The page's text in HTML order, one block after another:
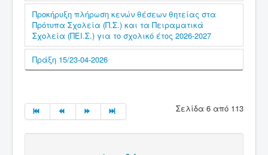
Προκήρυξη πλήρωση κενών θέσεων θητείας στα
Πρότυπα Σχολεία (Π.Σ.) και τα Πειραματικά
Σχολεία (ΠΕΙ.Σ.) για το σχολικό έτος 2026-2027
Πράξη 15/23-04-2026
Σελίδα 6 από 113